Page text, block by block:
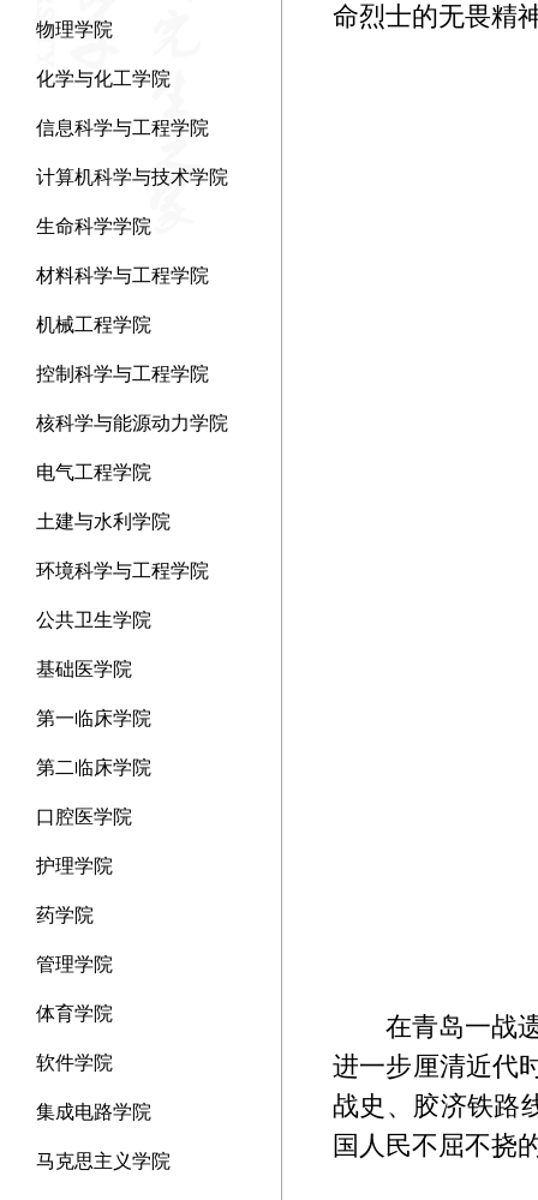
物理学院
化学与化工学院
信息科学与工程学院
计算机科学与技术学院
生命科学学院
材料科学与工程学院
机械工程学院
控制科学与工程学院
核科学与能源动力学院
电气工程学院
土建与水利学院
环境科学与工程学院
公共卫生学院
基础医学院
第一临床学院
第二临床学院
口腔医学院
护理学院
药学院
管理学院
体育学院
软件学院
集成电路学院
马克思主义学院
命烈士的无畏精
在青岛一战
进一步厘清近代
战史、胶济铁路
国人民不屈不挠